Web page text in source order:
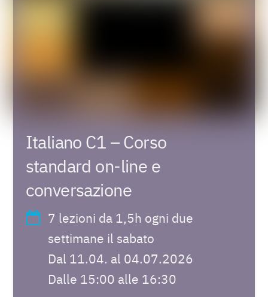
Italiano C1 – Corso
standard on-line e
conversazione
7 lezioni da 1,5h ogni due
settimane il sabato
Dal 11.04. al 04.07.2026
Dalle 15:00 alle 16:30